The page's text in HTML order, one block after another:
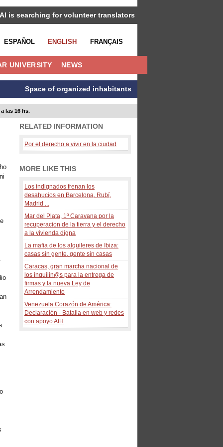
is searching for volunteer translators
ESPAÑOL ENGLISH FRANÇAIS
UNIVERSITY NEWS
Space of organized inhabitants
las 16 hs.
RELATED INFORMATION
Por el derecho a vivir en la ciudad
MORE LIKE THIS
Los indignados frenan los
desahucios en Barcelona, Rubí,
Madrid ...
Mar del Plata, 1º Caravana por la
recuperacion de la tierra y el derecho
a la vivienda digna
La mafia de los alquileres de Ibiza:
casas sin gente, gente sin casas
Caracas, gran marcha nacional de
los inquilin@s para la entrega de
firmas y la nueva Ley de
Arrendamiento
Venezuela Corazón de América:
Declaración - Batalla en web y redes
con apoyo AIH